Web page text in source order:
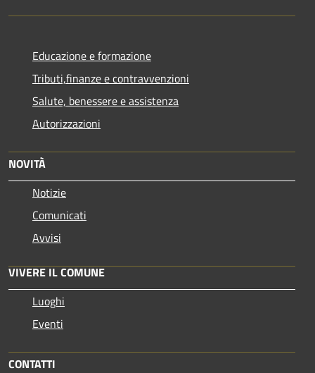
Educazione e formazione
Tributi,finanze e contravvenzioni
Salute, benessere e assistenza
Autorizzazioni
NOVITÀ
Notizie
Comunicati
Avvisi
VIVERE IL COMUNE
Luoghi
Eventi
CONTATTI